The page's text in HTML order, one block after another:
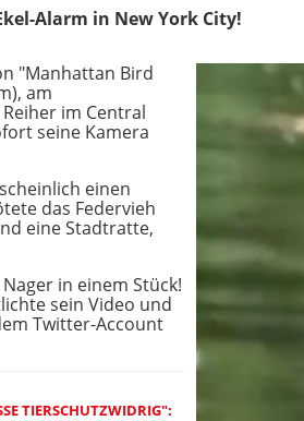
Alarm in New York City!
"Manhattan Bird
am
im Central
seine Kamera
einen
das Federvieh
eine Stadtratte,
in einem Stück!
sein Video und
Twitter-Account
TIERSCHUTZWIDRIG": L